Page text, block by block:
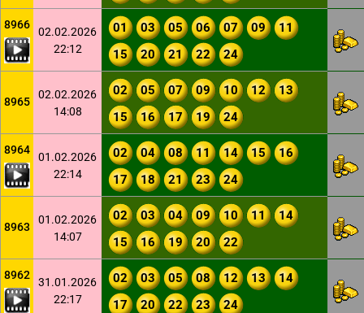
8966
02.02.2026
22:12
01 03 05 06 07 09
11
15
20 21 22 24
8965
02.02.2026
14:08
02 05 07 09 10 12
13
15
16 17 19 24
8964
01.02.2026
22:14
02 04 08 11 14 15
16
17
18 21 23 24
8963
01.02.2026
14:07
02 03 04 09 10 11
14
15
16 19 20 22
8962
31.01.2026
22:17
02 03 05 08 12 13
14
17
20 22 23 24